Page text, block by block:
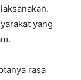
yang
rasa